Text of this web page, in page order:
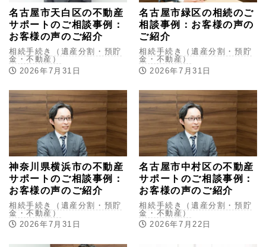
名古屋市天白区の不動産
サポートのご相談事例：
お客様の声のご紹介
相続手続き（遺産分割・預貯
金・不動産）
2026年7月31日
名古屋市緑区の相続のご
相談事例：お客様の声の
ご紹介
相続手続き（遺産分割・預貯
金・不動産）
2026年7月31日
神奈川県横浜市の不動産
サポートのご相談事例：
お客様の声のご紹介
相続手続き（遺産分割・預貯
金・不動産）
2026年7月31日
名古屋市中村区の不動産
サポートのご相談事例：
お客様の声のご紹介
相続手続き（遺産分割・預貯
金・不動産）
2026年7月22日